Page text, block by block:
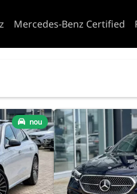
Mercedes-Benz Certified
nou